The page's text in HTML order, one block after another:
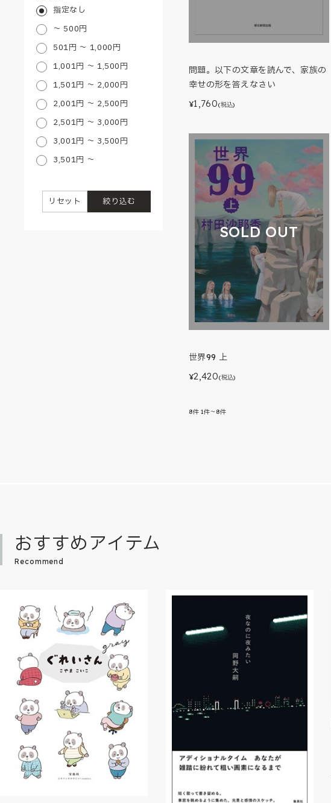
指定なし
～ 500円
501円 ～ 1,000円
1,001円 ～ 1,500円
1,501円 ～ 2,000円
2,001円 ～ 2,500円
2,501円 ～ 3,000円
3,001円 ～ 3,500円
3,501円 ～
絞り込む
リセット
問題。以下の文章を読んで、家族の
幸せの形を答えなさい
¥1,760(税込)
SOLD OUT
世界99 上
¥2,420(税込)
8件 1件～8件
おすすめアイテム
Recommend